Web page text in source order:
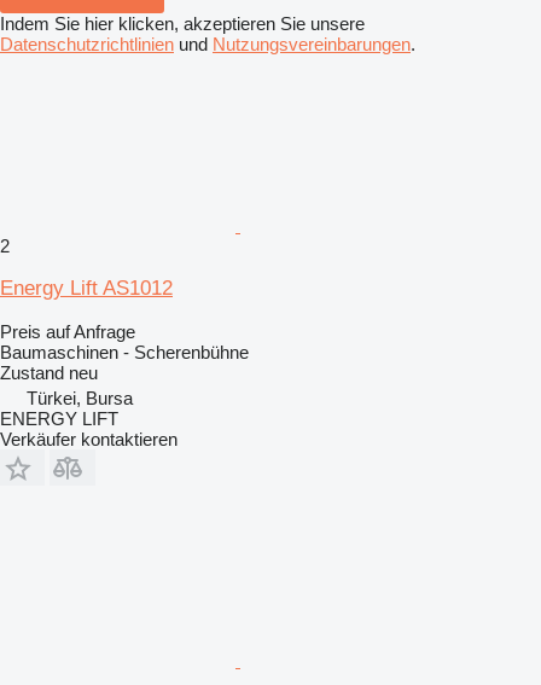
Indem Sie hier klicken, akzeptieren Sie unsere
Datenschutzrichtlinien und Nutzungsvereinbarungen.
2
Energy Lift AS1012
Preis auf Anfrage
Baumaschinen - Scherenbühne
Zustand neu
Türkei, Bursa
ENERGY LIFT
Verkäufer kontaktieren